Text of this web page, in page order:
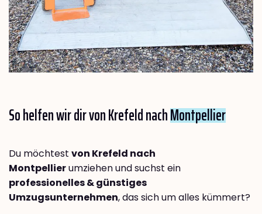
So helfen wir dir von Krefeld nachMontpellier
Du möchtest von Krefeld nach
Montpellierumziehen und suchst ein
professionelles & günstiges
Umzugsunternehmen, das sich um alles kümmert?